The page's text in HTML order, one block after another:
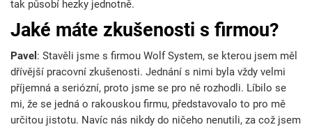
tak působí hezky jednotně.
Jaké máte zkušenosti s firmou?
Pavel : Stavěli jsme s firmou Wolf System, se kterou jsem měl
dřívější pracovní zkušenosti. Jednání s nimi byla vždy velmi
příjemná a seriózní, proto jsme se pro ně rozhodli. Líbilo se
mi, že se jedná o rakouskou firmu, představovalo to pro mě
určitou jistotu. Navíc nás nikdy do ničeho nenutili, za což jsem